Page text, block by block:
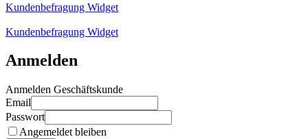
Kundenbefragung Widget
Kundenbefragung Widget
Anmelden
Anmelden Geschäftskunde
Email
Passwort
Angemeldet bleiben